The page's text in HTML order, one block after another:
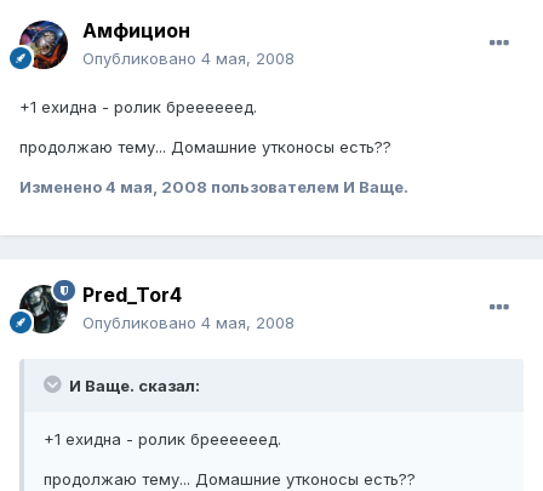
Амфицион
Опубликовано 4 мая, 2008
+1 ехидна - ролик бреееееед.
продолжаю тему... Домашние утконосы есть??
Изменено4 мая, 2008 пользователем И Ваще.
Pred_Tor4
Опубликовано 4 мая, 2008
И Ваще. сказал:
+1 ехидна - ролик бреееееед.
продолжаю тему... Домашние утконосы есть??